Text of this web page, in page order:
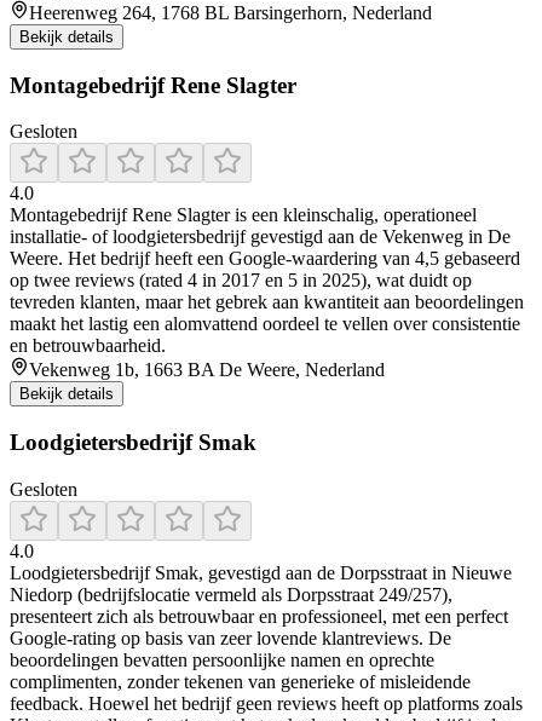
Heerenweg 264, 1768 BL Barsingerhorn, Nederland
Bekijk details
Montagebedrijf Rene Slagter
Gesloten
4.0
Montagebedrijf Rene Slagter is een kleinschalig, operationeel
installatie- of loodgietersbedrijf gevestigd aan de Vekenweg in De
Weere. Het bedrijf heeft een Google‑waardering van 4,5 gebaseerd
op twee reviews (rated 4 in 2017 en 5 in 2025), wat duidt op
tevreden klanten, maar het gebrek aan kwantiteit aan beoordelingen
maakt het lastig een alomvattend oordeel te vellen over consistentie
en betrouwbaarheid.
Vekenweg 1b, 1663 BA De Weere, Nederland
Bekijk details
Loodgietersbedrijf Smak
Gesloten
4.0
Loodgietersbedrijf Smak, gevestigd aan de Dorpsstraat in Nieuwe
Niedorp (bedrijfslocatie vermeld als Dorpsstraat 249/257),
presenteert zich als betrouwbaar en professioneel, met een perfect
Google-rating op basis van zeer lovende klantreviews. De
beoordelingen bevatten persoonlijke namen en oprechte
complimenten, zonder tekenen van generieke of misleidende
feedback. Hoewel het bedrijf geen reviews heeft op platforms zoals